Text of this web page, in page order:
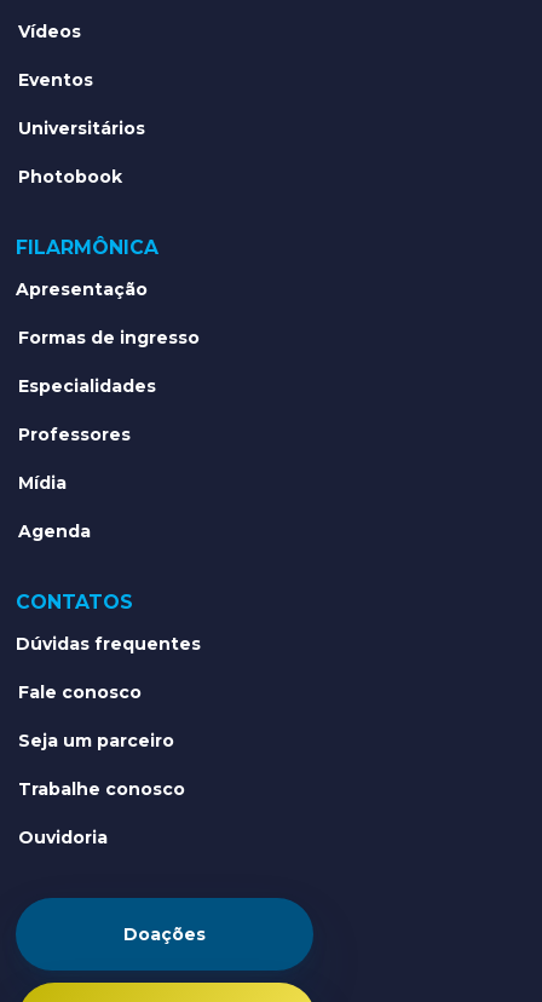
Vídeos
Eventos
Universitários
Photobook
FILARMÔNICA
Apresentação
Formas de ingresso
Especialidades
Professores
Mídia
Agenda
CONTATOS
Dúvidas frequentes
Fale conosco
Seja um parceiro
Trabalhe conosco
Ouvidoria
Doações